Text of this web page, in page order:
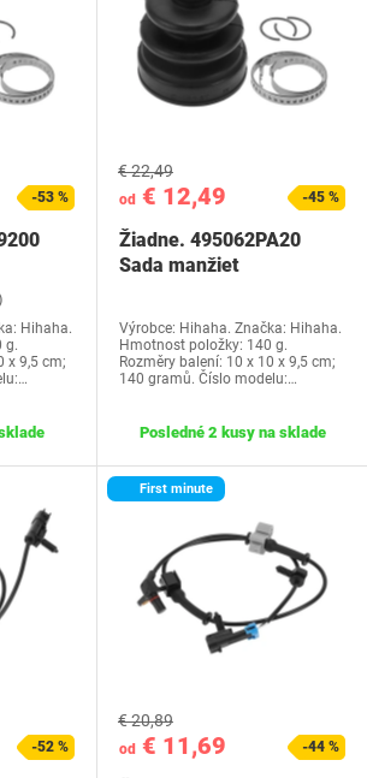
-53 %
s…
Hihaha.
g.
x 9,5 cm;
od € 12,49
€ 22,49
-45 %
Žiadne. 495062PA20
Sada manžiet
Výrobce: Hihaha. Značka: Hihaha.
Hmotnost položky: 140 g.
Rozměry balení: 10 x 10 x 9,5 cm;
140 gramů. Číslo modelu:…
Posledné 2 kusy na sklade
-52 %
First minute
od € 11,69
€ 20,89
-44 %